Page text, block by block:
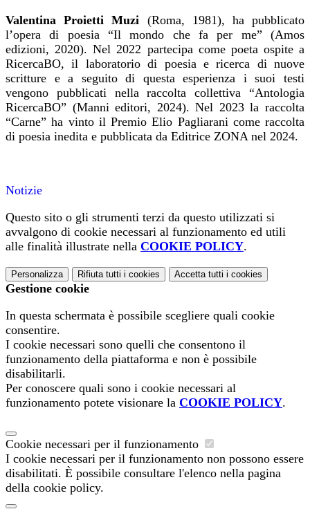
Valentina Proietti Muzi (Roma, 1981), ha pubblicato
l’opera di poesia “Il mondo che fa per me” (Amos
edizioni, 2020). Nel 2022 partecipa come poeta ospite a
RicercaBO, il laboratorio di poesia e ricerca di nuove
scritture e a seguito di questa esperienza i suoi testi
vengono pubblicati nella raccolta collettiva “Antologia
RicercaBO” (Manni editori, 2024). Nel 2023 la raccolta
“Carne” ha vinto il Premio Elio Pagliarani come raccolta
di poesia inedita e pubblicata da Editrice ZONA nel 2024.
Notizie
Questo sito o gli strumenti terzi da questo utilizzati si
avvalgono di cookie necessari al funzionamento ed utili
alle finalità illustrate nella COOKIE POLICY.
Personalizza Rifiuta tutti i cookies Accetta tutti i cookies
Gestione cookie
In questa schermata è possibile scegliere quali cookie
consentire.
I cookie necessari sono quelli che consentono il
funzionamento della piattaforma e non è possibile
disabilitarli.
Per conoscere quali sono i cookie necessari al
funzionamento potete visionare la COOKIE POLICY.
Cookie necessari per il funzionamento
I cookie necessari per il funzionamento non possono essere
disabilitati. È possibile consultare l'elenco nella pagina
della cookie policy.